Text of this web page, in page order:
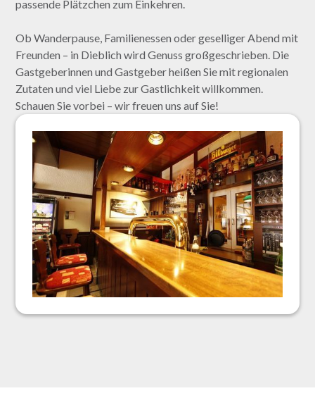
passende Plätzchen zum Einkehren.
Ob Wanderpause, Familienessen oder geselliger Abend mit
Freunden – in Dieblich wird Genuss großgeschrieben. Die
Gastgeberinnen und Gastgeber heißen Sie mit regionalen
Zutaten und viel Liebe zur Gastlichkeit willkommen.
Schauen Sie vorbei – wir freuen uns auf Sie!